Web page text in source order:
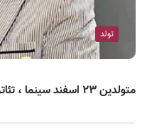
تولد
متولدین ۲۳ اسفند سینما ، تئاتر و موسیقی؛ جواد یساری